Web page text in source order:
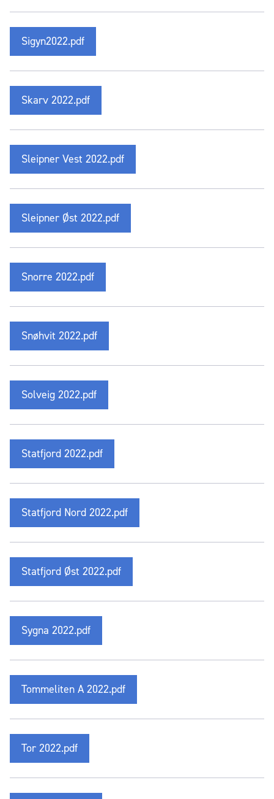
Sigyn2022.pdf
Skarv 2022.pdf
Sleipner Vest 2022.pdf
Sleipner Øst 2022.pdf
Snorre 2022.pdf
Snøhvit 2022.pdf
Solveig 2022.pdf
Statfjord 2022.pdf
Statfjord Nord 2022.pdf
Statfjord Øst 2022.pdf
Sygna 2022.pdf
Tommeliten A 2022.pdf
Tor 2022.pdf